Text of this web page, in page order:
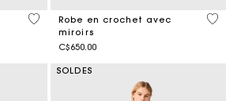
4,9 out of 5 Customer Rating
Robe en crochet avec
miroirs
C$650.00
3,1
SOLDES